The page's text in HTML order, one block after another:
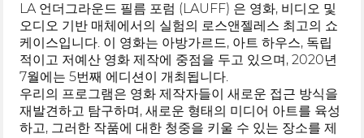
LA 언더그라운드 필름 포럼 (LAUFF) 은 영화, 비디오 및
오디오 기반 매체에서의 실험의 로스앤젤레스 최고의 쇼
케이스입니다. 이 영화는 아방가르드, 아트 하우스, 독립
적이고 저예산 영화 제작에 중점을 두고 있으며, 2020년
7월에는 5번째 에디션이 개최됩니다.
우리의 프로그램은 영화 제작자들이 새로운 접근 방식을
재발견하고 탐구하며, 새로운 형태의 미디어 아트를 육성
하고, 그러한 작품에 대한 청중을 키울 수 있는 장소를 제